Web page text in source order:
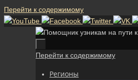
Перейти к содержимому
Перейти к содержимому
Регионы